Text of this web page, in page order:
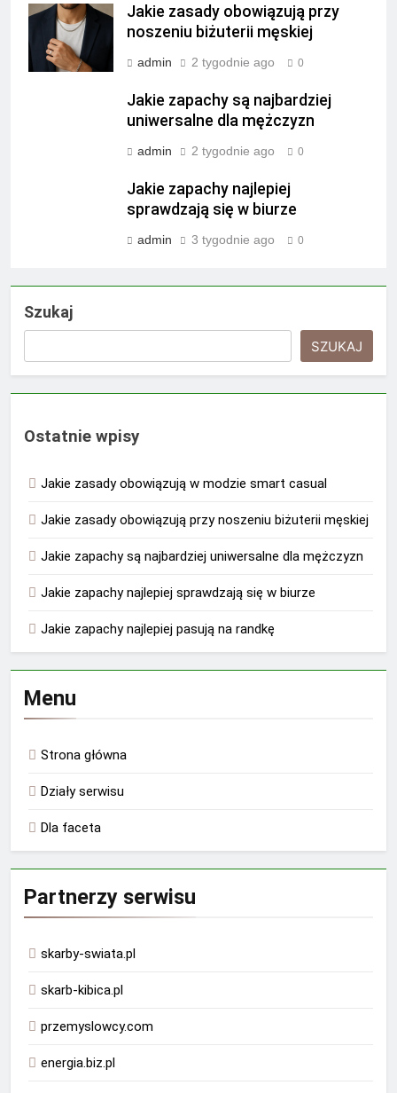
Jakie zasady obowiązują przy
noszeniu biżuterii męskiej
admin 2 tygodnie ago 0
Jakie zapachy są najbardziej
uniwersalne dla mężczyzn
admin 2 tygodnie ago 0
Jakie zapachy najlepiej
sprawdzają się w biurze
admin 3 tygodnie ago 0
Szukaj
SZUKAJ
Ostatnie wpisy
Jakie zasady obowiązują w modzie smart casual
Jakie zasady obowiązują przy noszeniu biżuterii męskiej
Jakie zapachy są najbardziej uniwersalne dla mężczyzn
Jakie zapachy najlepiej sprawdzają się w biurze
Jakie zapachy najlepiej pasują na randkę
Menu
Strona główna
Działy serwisu
Dla faceta
Partnerzy serwisu
skarby-swiata.pl
skarb-kibica.pl
przemyslowcy.com
energia.biz.pl